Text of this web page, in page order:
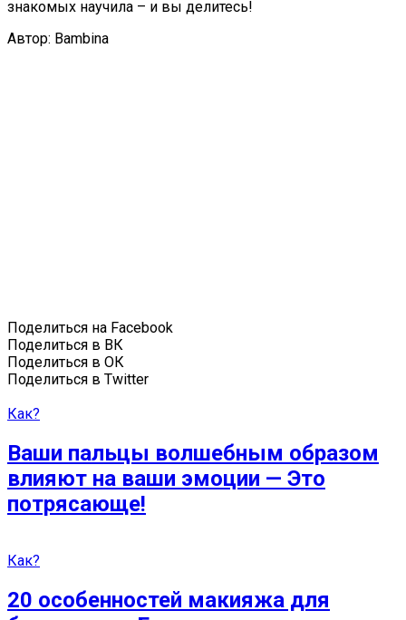
знакомых научила – и вы делитесь!
Автор: Bambina
Поделиться на Facebook
Поделиться в ВК
Поделиться в ОК
Поделиться в Twitter
Как?
Ваши пальцы волшебным образом
влияют на ваши эмоции — Это
потрясающе!
Как?
20 особенностей макияжа для